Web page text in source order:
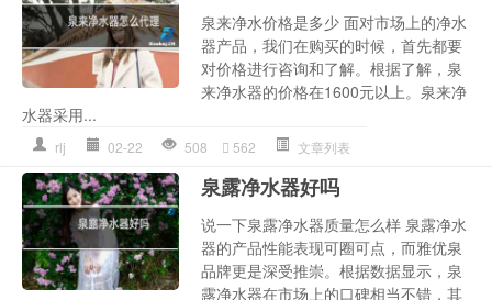
泉来净水价格是多少 面对市场上的净水
器产品，我们在购买的时候，首先都要
对价格进行咨询和了解。根据了解，泉
来净水器的价格在1600元以上。泉来净
水器采用...
rlj 02-22 508 562 文章列表
泉露净水器好吗
说一下泉露净水器质量怎么样 泉露净水
器的产品性能表现可圈可点，而雅优泉
品牌更是深受推崇。根据数据显示，泉
露净水器在市场上的口碑相当不错，其